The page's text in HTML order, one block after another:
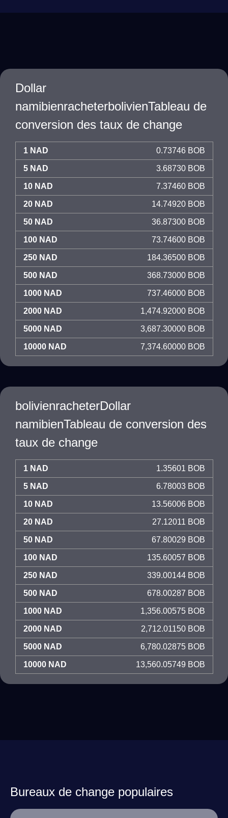
Dollar
namibienracheterbolivienTableau de
conversion des taux de change
1 NAD 0.73746 BOB
5 NAD 3.68730 BOB
10 NAD 7.37460 BOB
20 NAD 14.74920 BOB
50 NAD 36.87300 BOB
100 NAD 73.74600 BOB
250 NAD 184.36500 BOB
500 NAD 368.73000 BOB
1000 NAD 737.46000 BOB
2000 NAD 1,474.92000 BOB
5000 NAD 3,687.30000 BOB
10000 NAD 7,374.60000 BOB
bolivienracheterDollar
namibienTableau de conversion des
taux de change
1 NAD 1.35601 BOB
5 NAD 6.78003 BOB
10 NAD 13.56006 BOB
20 NAD 27.12011 BOB
50 NAD 67.80029 BOB
100 NAD 135.60057 BOB
250 NAD 339.00144 BOB
500 NAD 678.00287 BOB
1000 NAD 1,356.00575 BOB
2000 NAD 2,712.01150 BOB
5000 NAD 6,780.02875 BOB
10000 NAD 13,560.05749 BOB
Bureaux de change populaires